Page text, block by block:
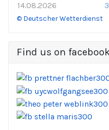
14.08.2026
© Deutscher Wetterdienst
Find us on